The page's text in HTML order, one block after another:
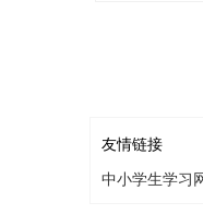
友情链接
中小学生学习